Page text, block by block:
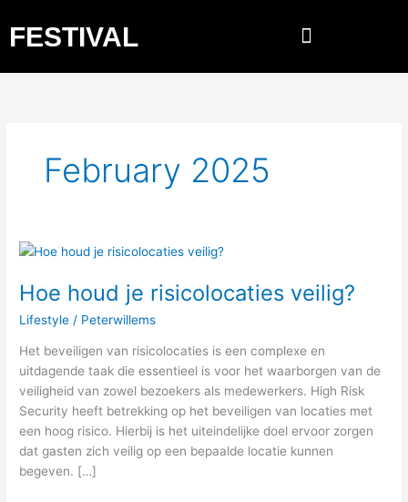
content
FESTIVAL
February 2025
Hoe houd je risicolocaties veilig?
Lifestyle / Peterwillems
Het beveiligen van risicolocaties is een complexe en
uitdagende taak die essentieel is voor het waarborgen van de
veiligheid van zowel bezoekers als medewerkers. High Risk
Security heeft betrekking op het beveiligen van locaties met
een hoog risico. Hierbij is het uiteindelijke doel ervoor zorgen
dat gasten zich veilig op een bepaalde locatie kunnen
begeven. […]
Hoe
je
veilig?